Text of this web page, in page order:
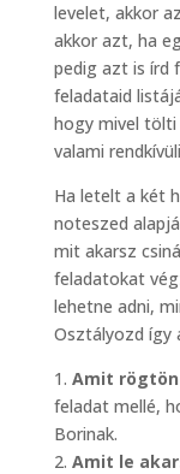
levelet, akkor
akkor azt, ha
pedig azt is írd
feladataid
hogy mivel tölti
valami
Ha letelt a két
noteszed
mit akarsz
feladatokat
lehetne adni,
Osztályozd így
1. Amit
feladat mellé,
Borinak.
2. Amit le